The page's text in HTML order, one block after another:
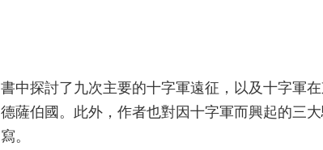
書中探討了九次主要的十字軍遠征，以及十字軍
德薩伯國。此外，作者也對因十字軍而興起的三
寫。